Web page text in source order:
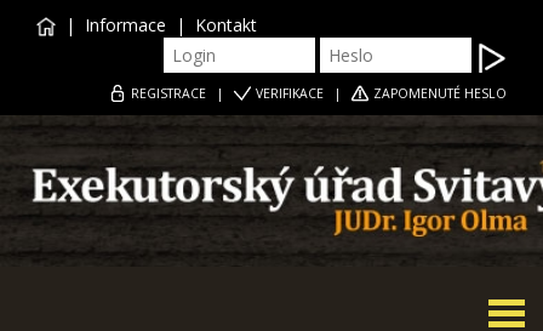
| Informace | Kontakt
REGISTRACE | VERIFIKACE | ZAPOMENUTÉ HESLO